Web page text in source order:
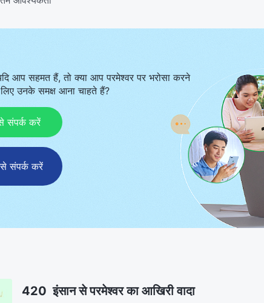
आप सहमत हैं, तो क्या आप परमेश्वर पर भरोसा करने
उनके समक्ष आना चाहते हैं?
संपर्क करें
संपर्क करें
420 इंसान से परमेश्वर का आखिरी वादा